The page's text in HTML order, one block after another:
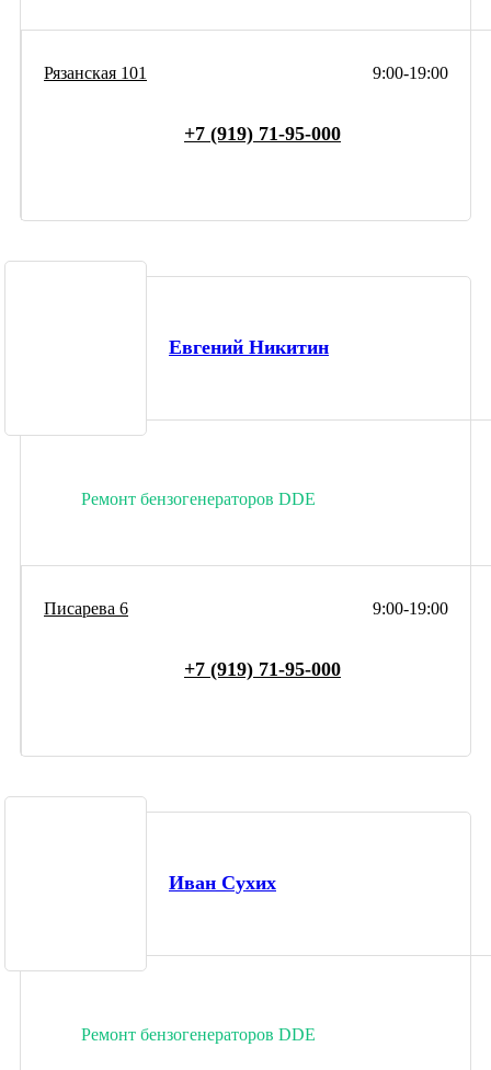
9:00-19:00
Рязанская 101
+7 (919) 71-95-000
Евгений Никитин
Ремонт бензогенераторов DDE
9:00-19:00
Писарева 6
+7 (919) 71-95-000
Иван Сухих
Ремонт бензогенераторов DDE